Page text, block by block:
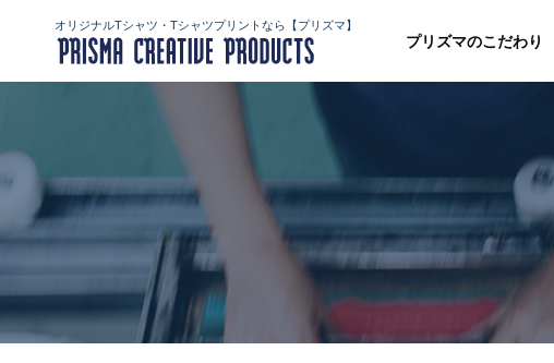
オリジナルTシャツ・Tシャツプリントなら【プリズマ】
プリズマのこだわり